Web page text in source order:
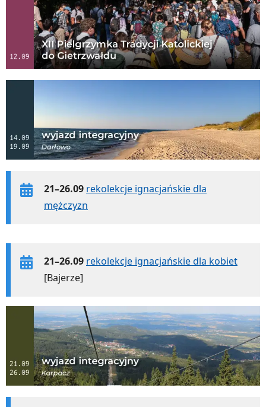
21–26.09 rekolekcje ignacjańskie dla
mężczyzn
21–26.09 rekolekcje ignacjańskie dla kobiet
[Bajerze]